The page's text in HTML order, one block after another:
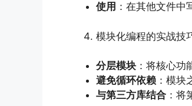
使用 ：在其他文件中
模块化编程的实战技
分层模块 ：将核心功
避免循环依赖 ：模块
与第三方库结合 ：将